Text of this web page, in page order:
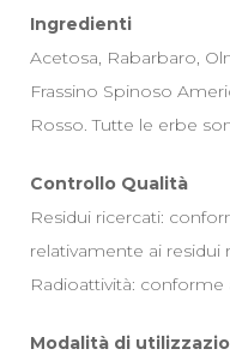
Ingredienti
Acetosa, Rabarbaro,
Frassino Spinoso
Rosso. Tutte le erbe
Controllo Qualità
Residui ricercati:
relativamente ai residui
Radioattività: conforme
Modalità di